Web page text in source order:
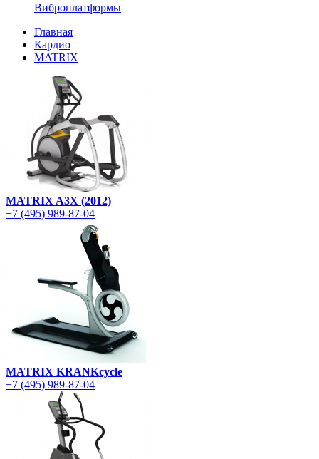
Виброплатформы
Главная
Кардио
MATRIX
MATRIX A3X (2012)
+7 (495) 989-87-04
MATRIX KRANKcycle
+7 (495) 989-87-04